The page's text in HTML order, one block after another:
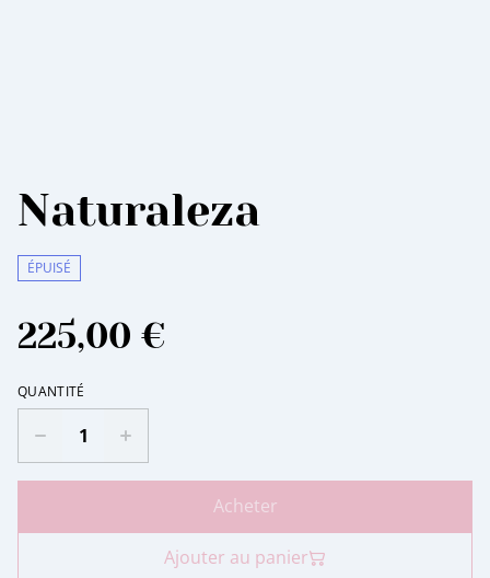
Naturaleza
ÉPUISÉ
225,00 €
QUANTITÉ
Acheter
Ajouter au panier